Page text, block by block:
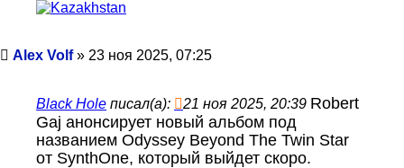
Сообщение
Alex Volf» 23 ноя 2025, 07:25
Black Hole писал(а): 21 ноя 2025, 20:39 Robert
Gaj анонсирует новый альбом под
названием Odyssey Beyond The Twin Star
от SynthOne, который выйдет скоро.